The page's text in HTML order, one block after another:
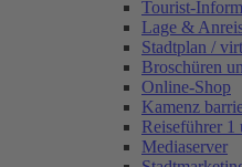
Tourist-
Lage &
Stadtplan /
Broschüren
Online-Shop
Kamenz
Reiseführer 1
Mediaserver